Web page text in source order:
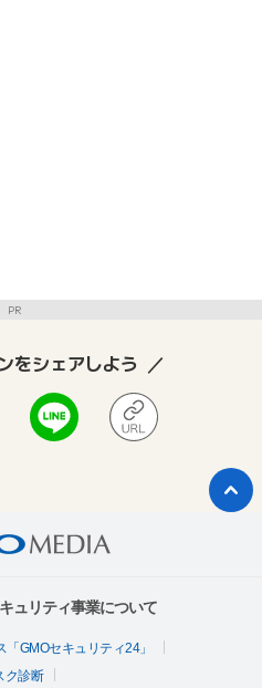
PR
をシェアしよう
ュリティ事業について
GMOセキュリティ24」
ク診断